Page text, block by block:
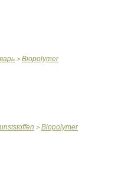
> Biopolymer
> Biopolymer